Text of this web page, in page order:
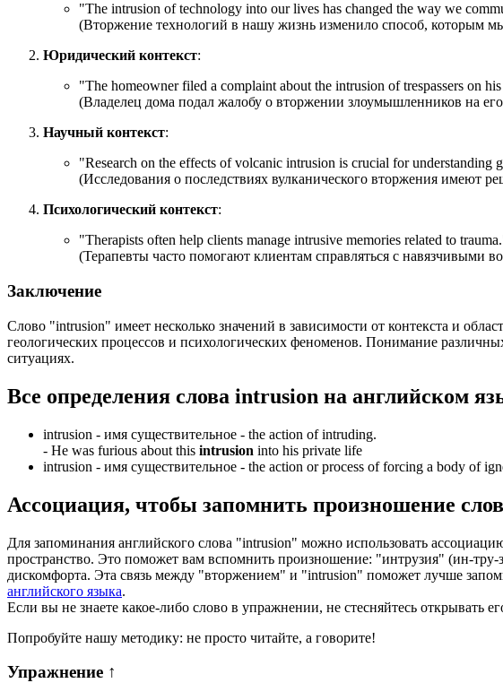
"The intrusion of technology into our lives has changed the way we
(Вторжение технологий в нашу жизнь изменило способ, которым
Юридический контекст:
"The homeowner filed a complaint about the intrusion of trespassers on
(Владелец дома подал жалобу о вторжении злоумышленников на его
Научный контекст:
"Research on the effects of volcanic intrusion is crucial for understanding
(Исследования о последствиях вулканического вторжения имеют
Психологический контекст:
"Therapists often help clients manage intrusive memories related to trauma.
(Терапевты часто помогают клиентам справляться с навязчивыми
Заключение
Слово "intrusion" имеет несколько значений в зависимости от контекста и
геологических процессов и психологических феноменов. Понимание
ситуациях.
Все определения слова intrusion на английском
intrusion - имя существительное - the action of intruding.
- He was furious about this intrusion into his private life
intrusion - имя существительное - the action or process of forcing a body of
Ассоциация, чтобы запомнить произношение
Для запоминания английского слова "intrusion" можно использовать
пространство. Это поможет вам вспомнить произношение: "интрузия" (ин-
дискомфорта. Эта связь между "вторжением" и "intrusion" поможет лучше
английского языка.
Если вы не знаете какое-либо слово в упражнении, не стесняйтесь открывать
Попробуйте нашу методику: не просто читайте, а говорите!
Упражнение ↑